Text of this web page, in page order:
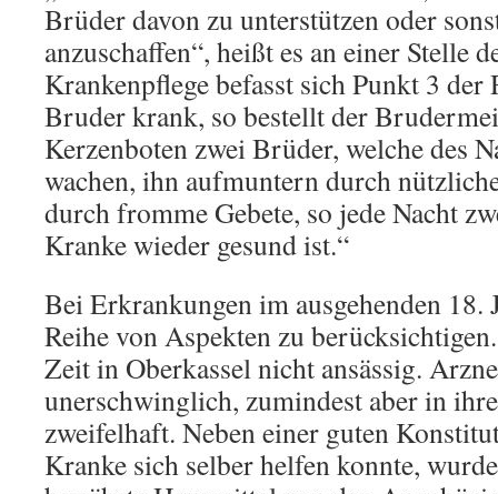
Brüder davon zu unterstützen oder
anzuschaffen“, heißt es an einer Stelle
Krankenpflege befasst sich Punkt 3 der
Bruder krank, so bestellt der
Kerzenboten zwei Brüder, welche des
wachen, ihn aufmuntern durch
durch fromme Gebete, so jede Nacht
Kranke wieder gesund ist.“
Bei Erkrankungen im ausgehenden 18.
Reihe von Aspekten zu
Zeit in Oberkassel nicht ansässig.
unerschwinglich, zumindest aber in
zweifelhaft. Neben einer guten
Kranke sich selber helfen konnte,